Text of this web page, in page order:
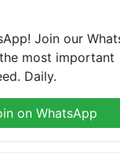
Join our
most important
Daily.
on WhatsApp